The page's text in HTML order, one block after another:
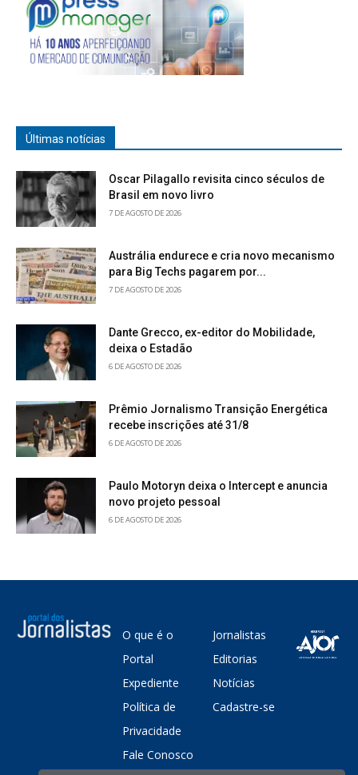
Últimas notícias
Oscar Pilagallo revisita cinco séculos de
Brasil em novo livro
7 DE AGOSTO DE 2026
Austrália endurece e cria novo mecanismo
para Big Techs pagarem por...
7 DE AGOSTO DE 2026
Dante Grecco, ex-editor do Mobilidade,
deixa o Estadão
6 DE AGOSTO DE 2026
Prêmio Jornalismo Transição Energética
recebe inscrições até 31/8
6 DE AGOSTO DE 2026
Paulo Motoryn deixa o Intercept e anuncia
novo projeto pessoal
6 DE AGOSTO DE 2026
O que é o
Portal
Expediente
Política de
Privacidade
Fale Conosco
Jornalistas
Editorias
Notícias
Cadastre-se